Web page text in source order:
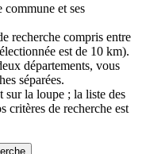
commune et ses
recherche compris entre
est de 10 km).
départements, vous
séparées.
sur la loupe ; la liste des
critères de recherche est